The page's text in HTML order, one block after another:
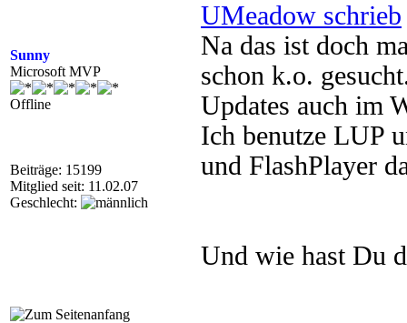
Sunny
Microsoft MVP
Offline
Beiträge: 15199
Mitglied seit: 11.02.07
Geschlecht:
UMeadow schrieb
Na das ist doch
schon k.o.
Updates auch im
Ich benutze LUP
und FlashPlayer
Und wie hast Du